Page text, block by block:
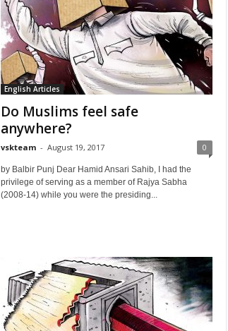
English Articles
Do Muslims feel safe
anywhere?
vskteam - August 19, 2017 0
by Balbir Punj Dear Hamid Ansari Sahib, I had the
privilege of serving as a member of Rajya Sabha
(2008-14) while you were the presiding...